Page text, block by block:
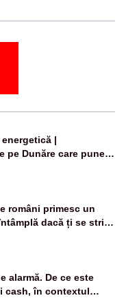
|
pe Dunăre care pune
era
români primesc un
dacă ți se strică
alarmă. De ce este
cash, în contextul